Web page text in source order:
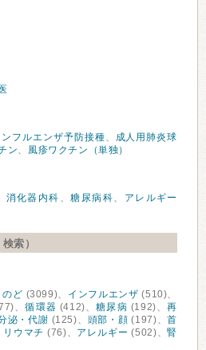
ンフルエンザ予防接種、
成人用肺炎球
ン、 風疹ワクチン（単独）
消化器内科 、糖尿病科、 アレルギー
索）
のど (3099)、 インフルエンザ (510)、
、循環器 (412)、糖尿病 (192)、再
泌・代謝 (125)、 頭部・顔 (197)、首
リウマチ (76)、 アレルギー (502)、腎